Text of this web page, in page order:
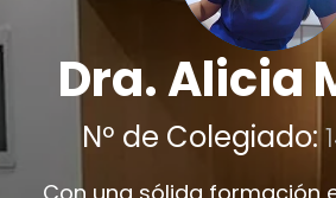
Dra. Alicia
Nº de Colegiado: